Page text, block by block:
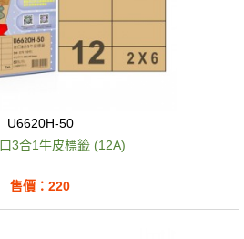
U6620H-50
3合1牛皮標籤 (12A)
售價：220